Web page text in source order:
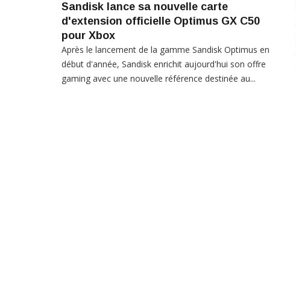
Sandisk lance sa nouvelle carte
d'extension officielle Optimus GX C50
pour Xbox
Après le lancement de la gamme Sandisk Optimus en
début d'année, Sandisk enrichit aujourd'hui son offre
gaming avec une nouvelle référence destinée au...